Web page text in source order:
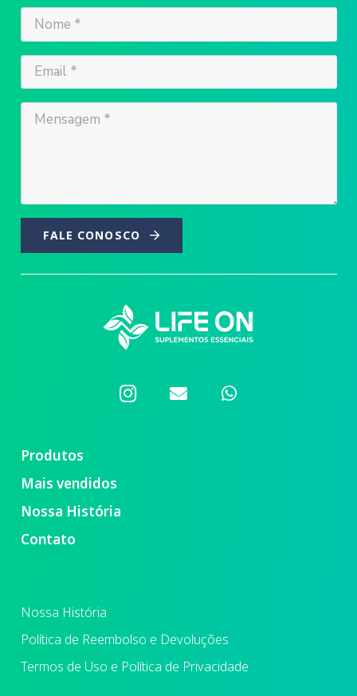
FALE CONOSCO
Produtos
Mais vendidos
Nossa História
Contato
Nossa História
Política de Reembolso e Devoluções
Termos de Uso e Política de Privacidade